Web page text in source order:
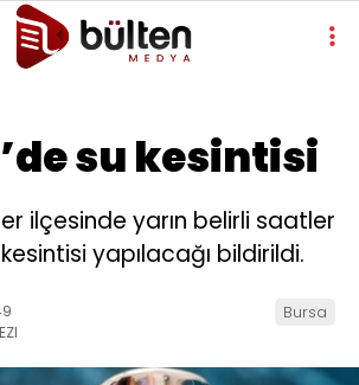
su kesintisi
ilçesinde yarın belirli saatler
yapılacağı bildirildi.
Bursa